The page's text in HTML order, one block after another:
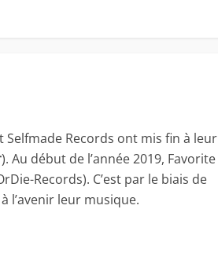
Selfmade Records ont mis fin à leur
). Au début de l’année 2019, Favorite
Records). C’est par le biais de
l’avenir leur musique.